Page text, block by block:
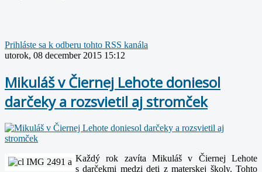
Prihláste sa k odberu tohto RSS kanála
utorok, 08 december 2015 15:12
Mikuláš v Čiernej Lehote doniesol
darčeky a rozsvietil aj stromček
Každý rok zavíta Mikuláš v Čiernej Lehote
s darčekmi medzi deti z materskej školy. Tohto